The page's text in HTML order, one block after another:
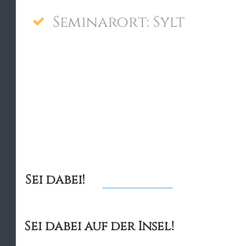
Seminarort: Sylt
Sei dabei!
Sei dabei auf der Insel!